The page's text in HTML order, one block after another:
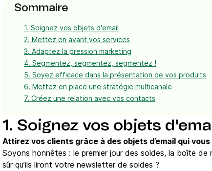
Sommaire
1. Soignez vos objets d'email
2. Mettez en avant vos services
3. Adaptez la pression marketing
4. Segmentez, segmentez, segmentez !
5. Soyez efficace dans la présentation de vos produits
6. Mettez en place une stratégie multicanale
7. Créez une relation avec vos contacts
1. Soignez vos objets
Attirez vos clients grâce à des objets d’email qui
Soyons honnêtes : le premier jour des soldes, la boîte
sûr qu’ils liront votre newsletter de soldes ?